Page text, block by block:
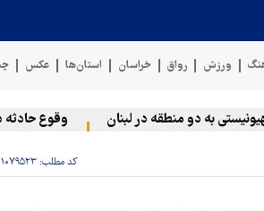
ورزش رواق خراسان استان‌ها عکس
به دو منطقه در لبنان وقوع حادثه
کد مطلب: ۱۰۷۹۵۲۳